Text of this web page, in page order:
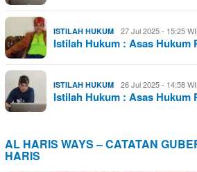
ISTILAH HUKUM 27 Jul 2025 - 15:25
Istilah Hukum : Asas Hukum
ISTILAH HUKUM 26 Jul 2025 - 14:58
Istilah Hukum : Asas Hukum
AL HARIS WAYS – CATATAN
HARIS